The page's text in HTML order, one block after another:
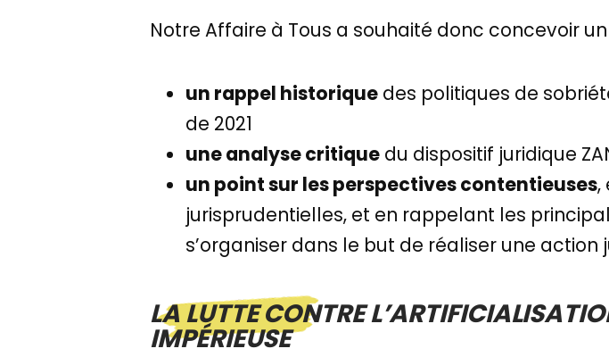
Notre Affaire à Tous a souhaité donc concevoir
un rappel historique des politiques de
de 2021
une analyse critique du dispositif juridique
un point sur les perspectives contentieuses,
jurisprudentielles, et en rappelant les
s’organiser dans le but de réaliser une action
LA LUTTE CONTRE
IMPÉRIEUSE